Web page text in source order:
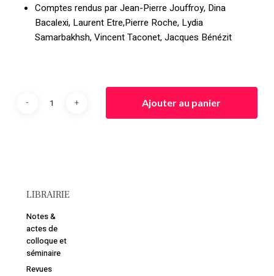
Comptes rendus par Jean-Pierre Jouffroy, Dina
Bacalexi, Laurent Etre,Pierre Roche, Lydia
Samarbakhsh, Vincent Taconet, Jacques Bénézit
Ajouter au panier
LIBRAIRIE
Notes &
actes de
colloque et
séminaire
Revues